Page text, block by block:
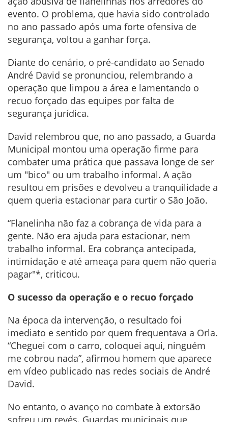
evento. O problema, que havia sido controlado
no ano passado após uma forte ofensiva de
segurança, voltou a ganhar força.
Diante do cenário, o pré-candidato ao Senado
André David se pronunciou, relembrando a
operação que limpou a área e lamentando o
recuo forçado das equipes por falta de
segurança jurídica.
David relembrou que, no ano passado, a Guarda
Municipal montou uma operação firme para
combater uma prática que passava longe de ser
um "bico" ou um trabalho informal. A ação
resultou em prisões e devolveu a tranquilidade a
quem queria estacionar para curtir o São João.
“Flanelinha não faz a cobrança de vida para a
gente. Não era ajuda para estacionar, nem
trabalho informal. Era cobrança antecipada,
intimidação e até ameaça para quem não queria
pagar"*, criticou.
O sucesso da operação e o recuo forçado
Na época da intervenção, o resultado foi
imediato e sentido por quem frequentava a Orla.
“Cheguei com o carro, coloquei aqui, ninguém
me cobrou nada”, afirmou homem que aparece
em vídeo publicado nas redes sociais de André
David.
No entanto, o avanço no combate à extorsão
sofreu um revés. Guardas municipais que